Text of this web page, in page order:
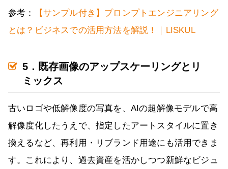
参考：
【サンプル付き】プロンプトエンジニアリング
とは？ビジネスでの活用方法を解説！｜LISKUL
5．既存画像のアップスケーリングとリ
ミックス
古いロゴや低解像度の写真を、AIの超解像モデルで高
解像度化したうえで、指定したアートスタイルに置き
換えるなど、再利用・リブランド用途にも活用できま
す。これにより、過去資産を活かしつつ新鮮なビジュ